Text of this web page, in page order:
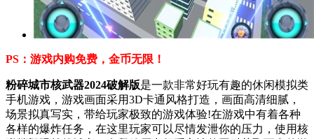
PS：游戏内购免费，金币无限！
粉碎城市核武器2024破解版是一款非常好玩有趣的休闲模拟类
手机游戏，游戏画面采用3D卡通风格打造，画面高清细腻，
场景拟真写实，带给玩家极致的游戏体验!在游戏中有着各种
各样的爆炸任务，在这里玩家可以尽情发泄你的压力，使用核